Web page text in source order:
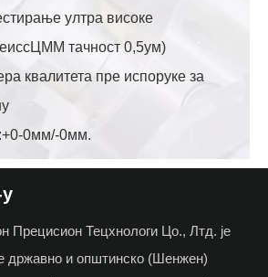
ултра високе
тачност 0,5ум)
квалитета пре испоруке за
0мм/-0мм.
Прецисион Тецхнологи Цо., Лтд. је
државно и општинско (Шенжен)